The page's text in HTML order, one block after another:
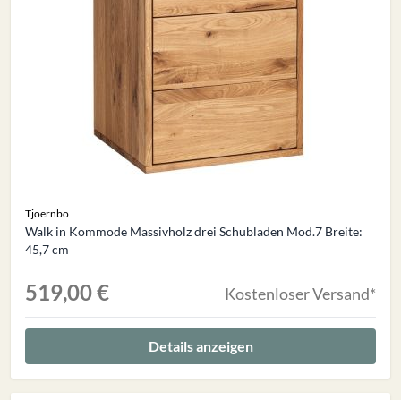
Tjoernbo
Walk in Kommode Massivholz drei Schubladen Mod.7 Breite:
45,7 cm
519,00 € Kostenloser Versand*
Details anzeigen